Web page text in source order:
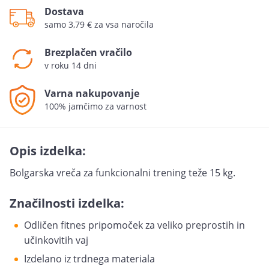
Dostava
samo 3,79 € za vsa naročila
Brezplačen vračilo
v roku 14 dni
Varna nakupovanje
100% jamčimo za varnost
Opis izdelka:
Bolgarska vreča za funkcionalni trening teže 15 kg.
Značilnosti izdelka:
Odličen fitnes pripomoček za veliko preprostih in
učinkovitih vaj
Izdelano iz trdnega materiala